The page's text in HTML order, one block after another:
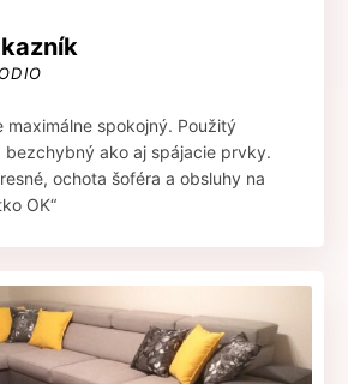
maximálne spokojný. Použitý
bezchybný ako aj spájacie prvky.
ochota šoféra a obsluhy na
OK“